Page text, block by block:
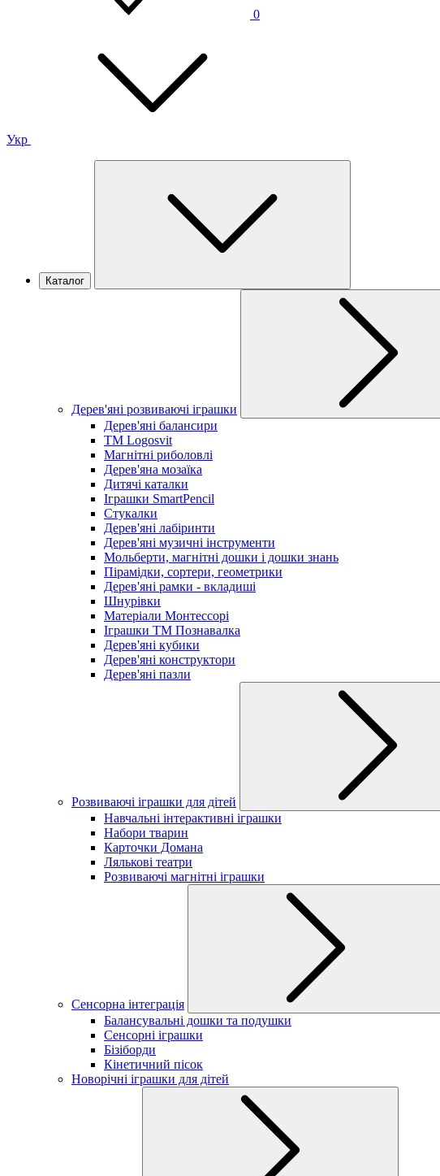
0
Укр
Каталог
Дерев'яні розвиваючі іграшки
Дерев'яні балансири
TM Logosvit
Магнітні риболовлі
Дерев'яна мозаїка
Дитячі каталки
Іграшки SmartPencil
Стукалки
Дерев'яні лабіринти
Дерев'яні музичні інструменти
Мольберти, магнітні дошки і дошки знань
Пірамідки, сортери, геометрики
Дерев'яні рамки - вкладиші
Шнурівки
Матеріали Монтессорі
Іграшки ТМ Познавалка
Дерев'яні кубики
Дерев'яні конструктори
Дерев'яні пазли
Розвиваючі іграшки для дітей
Навчальні інтерактивні іграшки
Набори тварин
Карточки Домана
Лялькові театри
Розвиваючі магнітні іграшки
Сенсорна інтеграція
Балансувальні дошки та подушки
Сенсорні іграшки
Бізіборди
Кінетичний пісок
Новорічні іграшки для дітей